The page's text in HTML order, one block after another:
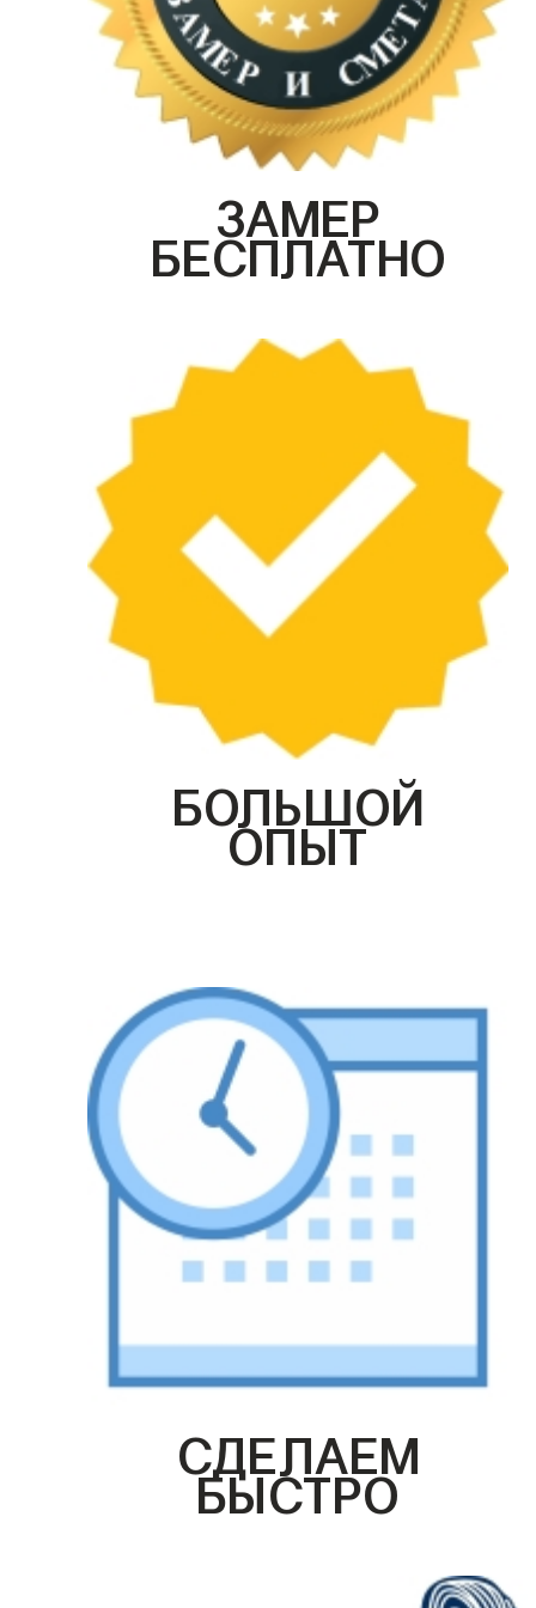
ЗАМЕР
БЕСПЛАТНО
БОЛЬШОЙ
ОПЫТ
СДЕЛАЕМ
БЫСТРО